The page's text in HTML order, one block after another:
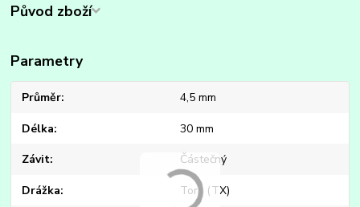
Původ zboží
Parametry
Průměr 4,5 mm
Délka 30 mm
Závit Částečný
Drážka Torx (TX)